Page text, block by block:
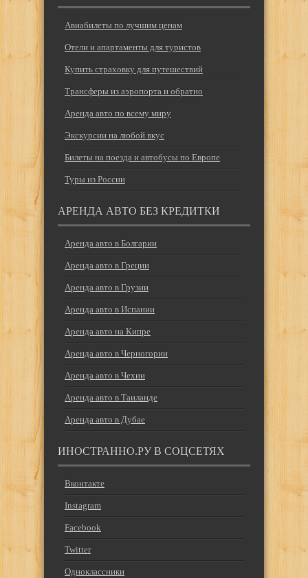
Авиабилеты по лучшим ценам
Отели и апартаменты для туристов
Купить страховку для путешествий
Трансферы из аэропорта и обратно
Аренда авто по всему миру
Экскурсии на любой вкус
Билеты на поезда и автобусы по Европе
Туры из России
АРЕНДА АВТО БЕЗ КРЕДИТКИ
Аренда авто в Болгарии
Аренда авто в Греции
Аренда авто в Грузии
Аренда авто в Испании
Аренда авто на Кипре
Аренда авто в Черногории
Аренда авто в Чехии
Аренда авто в Таиланде
Аренда авто в Дубае
ИНОСТРАННО.РУ В СОЦСЕТЯХ
Вконтакте
Instagram
Facebook
Twitter
Одноклассники